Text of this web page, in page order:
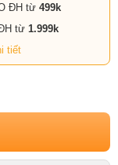
ĐH từ 499k
từ 1.999k
tiết